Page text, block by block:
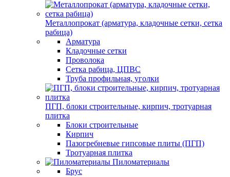
Металлопрокат (арматура, кладочные сетки, сетка
рабица)
Арматура
Кладочные сетки
Проволока
Сетка рабица, ЦПВС
Труба профильная, уголки
ПГП, блоки строительные, кирпич, тротуарная
плитка
Блоки строительные
Кирпич
Пазогребневые гипсовые плиты (ПГП)
Тротуарная плитка
Пиломатериалы
Брус